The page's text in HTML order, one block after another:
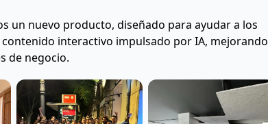
un nuevo producto, diseñado para ayudar a los
interactivo impulsado por IA, mejorando
de negocio.